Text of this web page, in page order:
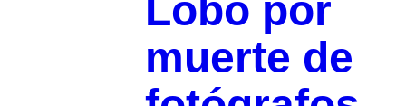
Lobo por
muerte de